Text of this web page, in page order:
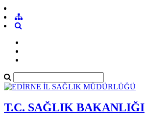
T.C. SAĞLIK BAKANLIĞI